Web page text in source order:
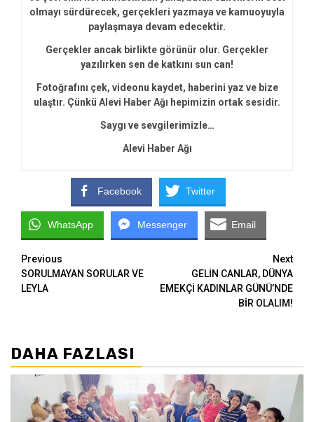
olmayı sürdürecek, gerçekleri yazmaya ve kamuoyuyla
paylaşmaya devam edecektir.
Gerçekler ancak birlikte görünür olur. Gerçekler
yazılırken sen de katkını sun can!
Fotoğrafını çek, videonu kaydet, haberini yaz ve bize
ulaştır. Çünkü Alevi Haber Ağı hepimizin ortak sesidir.
Saygı ve sevgilerimizle…
Alevi Haber Ağı
Facebook Twitter
WhatsApp Messenger Email
Continue
Reading
Previous
SORULMAYAN SORULAR VE
LEYLA
Next
GELİN CANLAR, DÜNYA
EMEKÇİ KADINLAR GÜNÜ’NDE
BİR OLALIM!
DAHA FAZLASI